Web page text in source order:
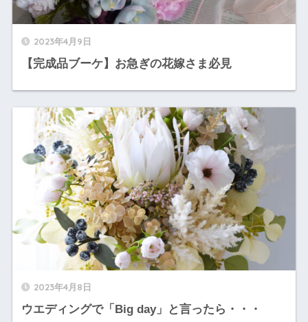
2023年4月9日
【完成品ブーケ】お急ぎの花嫁さま必見
2023年4月8日
ウエディングで「Big day」と言ったら・・・